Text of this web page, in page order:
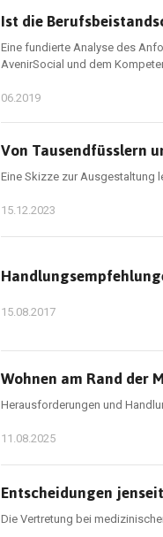
Ist die
Eine fundierte Analyse des
AvenirSocial und dem
06.2019
Von Tausendfüsslern
Eine Skizze zur Ausgestaltung
15.12.2023
15.08.2017
Wohnen am Rand der
Herausforderungen und
11.08.2025
Entscheidungen
Die Vertretung bei